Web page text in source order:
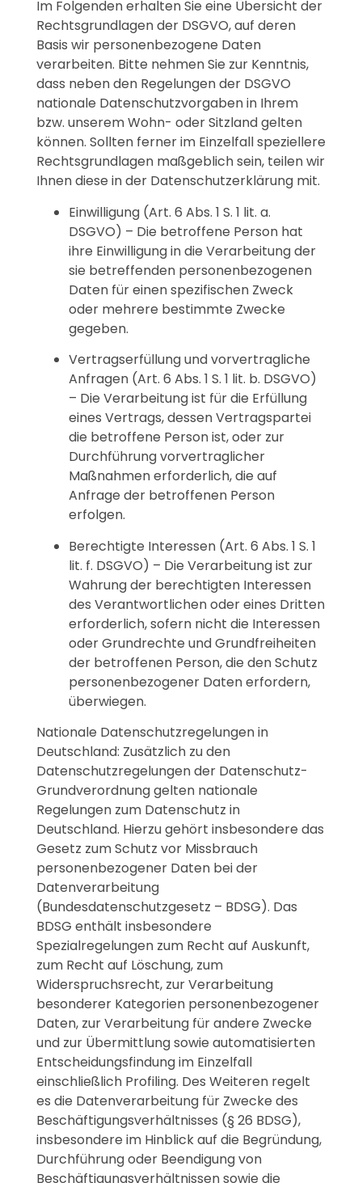
Im Folgenden erhalten Sie eine Übersicht der
Rechtsgrundlagen der DSGVO, auf deren
Basis wir personenbezogene Daten
verarbeiten. Bitte nehmen Sie zur Kenntnis,
dass neben den Regelungen der DSGVO
nationale Datenschutzvorgaben in Ihrem
bzw. unserem Wohn- oder Sitzland gelten
können. Sollten ferner im Einzelfall speziellere
Rechtsgrundlagen maßgeblich sein, teilen wir
Ihnen diese in der Datenschutzerklärung mit.
Einwilligung (Art. 6 Abs. 1 S. 1 lit. a.
DSGVO) – Die betroffene Person hat
ihre Einwilligung in die Verarbeitung der
sie betreffenden personenbezogenen
Daten für einen spezifischen Zweck
oder mehrere bestimmte Zwecke
gegeben.
Vertragserfüllung und vorvertragliche
Anfragen (Art. 6 Abs. 1 S. 1 lit. b. DSGVO)
– Die Verarbeitung ist für die Erfüllung
eines Vertrags, dessen Vertragspartei
die betroffene Person ist, oder zur
Durchführung vorvertraglicher
Maßnahmen erforderlich, die auf
Anfrage der betroffenen Person
erfolgen.
Berechtigte Interessen (Art. 6 Abs. 1 S. 1
lit. f. DSGVO) – Die Verarbeitung ist zur
Wahrung der berechtigten Interessen
des Verantwortlichen oder eines Dritten
erforderlich, sofern nicht die Interessen
oder Grundrechte und Grundfreiheiten
der betroffenen Person, die den Schutz
personenbezogener Daten erfordern,
überwiegen.
Nationale Datenschutzregelungen in
Deutschland: Zusätzlich zu den
Datenschutzregelungen der Datenschutz-
Grundverordnung gelten nationale
Regelungen zum Datenschutz in
Deutschland. Hierzu gehört insbesondere das
Gesetz zum Schutz vor Missbrauch
personenbezogener Daten bei der
Datenverarbeitung
(Bundesdatenschutzgesetz – BDSG). Das
BDSG enthält insbesondere
Spezialregelungen zum Recht auf Auskunft,
zum Recht auf Löschung, zum
Widerspruchsrecht, zur Verarbeitung
besonderer Kategorien personenbezogener
Daten, zur Verarbeitung für andere Zwecke
und zur Übermittlung sowie automatisierten
Entscheidungsfindung im Einzelfall
einschließlich Profiling. Des Weiteren regelt
es die Datenverarbeitung für Zwecke des
Beschäftigungsverhältnisses (§ 26 BDSG),
insbesondere im Hinblick auf die Begründung,
Durchführung oder Beendigung von
Beschäftigungsverhältnissen sowie die